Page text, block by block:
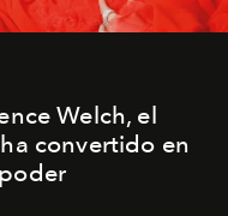
Welch, el
convertido en